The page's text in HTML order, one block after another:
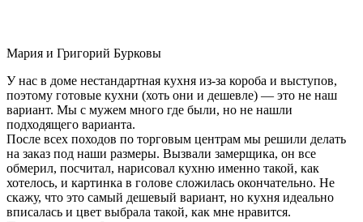
Мария и Григорий Бурковы
У нас в доме нестандартная кухня из-за короба и выступов,
поэтому готовые кухни (хоть они и дешевле) — это не наш
вариант. Мы с мужем много где были, но не нашли
подходящего варианта.
После всех походов по торговым центрам мы решили делать
на заказ под наши размеры. Вызвали замерщика, он все
обмерил, посчитал, нарисовал кухню именно такой, как
хотелось, и картинка в голове сложилась окончательно. Не
скажу, что это самый дешевый вариант, но кухня идеально
вписалась и цвет выбрала такой, как мне нравится.